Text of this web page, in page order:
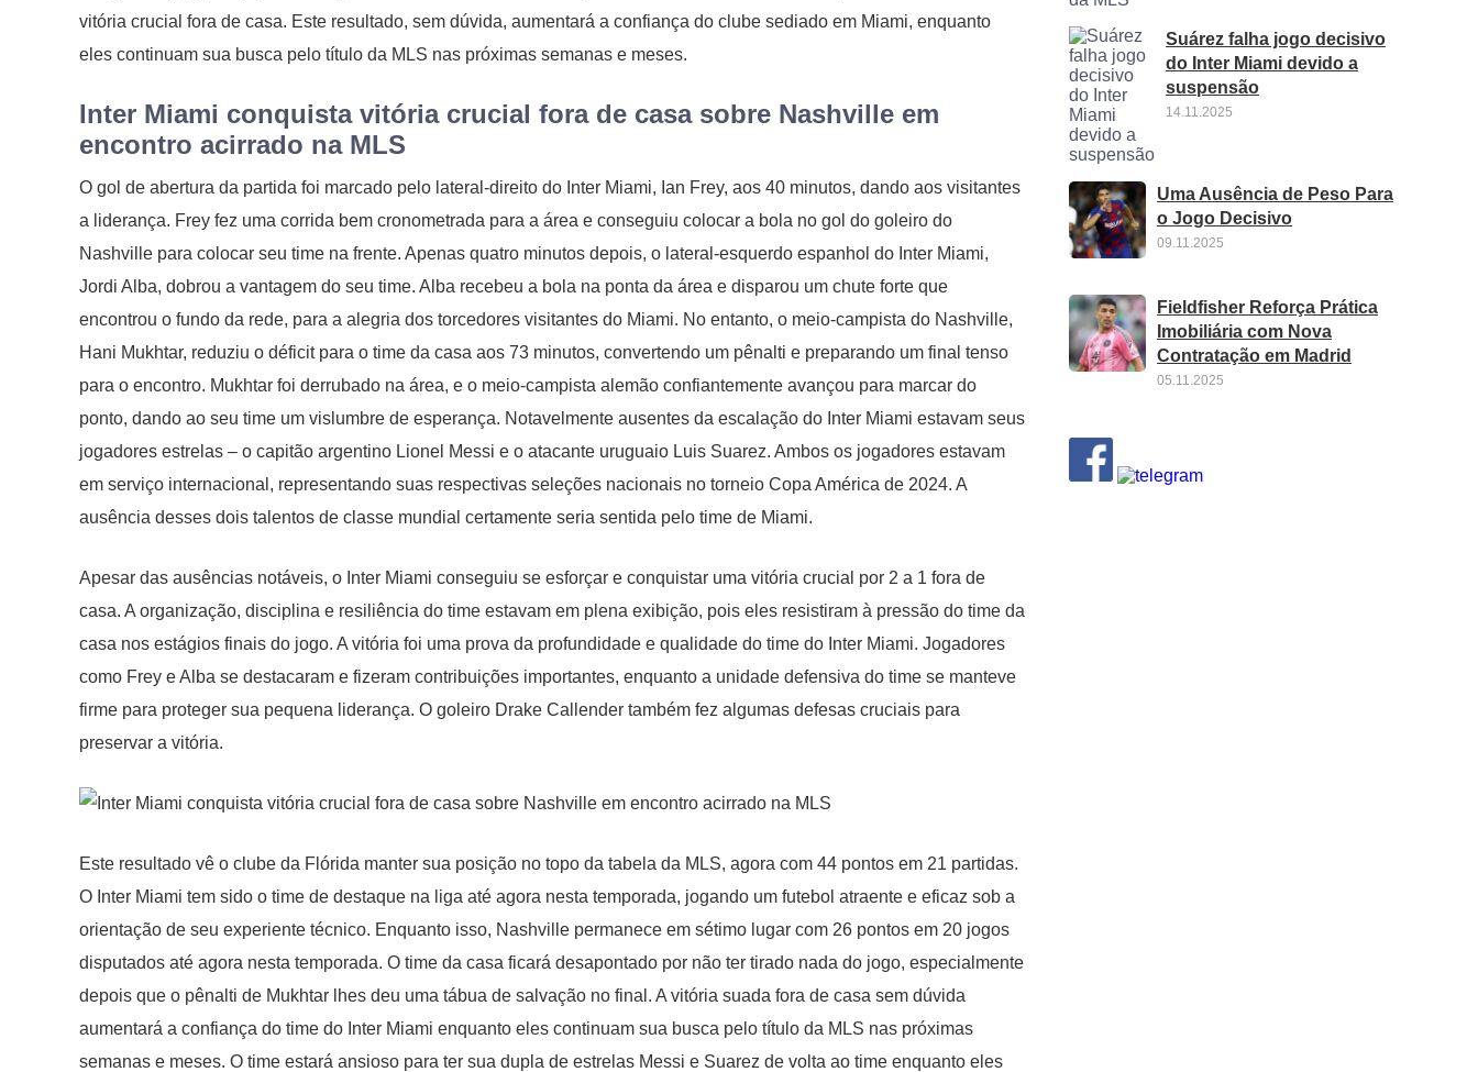
vitória crucial fora de casa. Este resultado, sem dúvida, aumentará a confiança do clube sediado em Miami, enquanto
eles continuam sua busca pelo título da MLS nas próximas semanas e meses.
Inter Miami conquista vitória crucial fora de casa sobre Nashville em
encontro acirrado na MLS
O gol de abertura da partida foi marcado pelo lateral-direito do Inter Miami, Ian Frey, aos 40 minutos, dando aos visitantes
a liderança. Frey fez uma corrida bem cronometrada para a área e conseguiu colocar a bola no gol do goleiro do
Nashville para colocar seu time na frente. Apenas quatro minutos depois, o lateral-esquerdo espanhol do Inter Miami,
Jordi Alba, dobrou a vantagem do seu time. Alba recebeu a bola na ponta da área e disparou um chute forte que
encontrou o fundo da rede, para a alegria dos torcedores visitantes do Miami. No entanto, o meio-campista do Nashville,
Hani Mukhtar, reduziu o déficit para o time da casa aos 73 minutos, convertendo um pênalti e preparando um final tenso
para o encontro. Mukhtar foi derrubado na área, e o meio-campista alemão confiantemente avançou para marcar do
ponto, dando ao seu time um vislumbre de esperança. Notavelmente ausentes da escalação do Inter Miami estavam seus
jogadores estrelas – o capitão argentino Lionel Messi e o atacante uruguaio Luis Suarez. Ambos os jogadores estavam
em serviço internacional, representando suas respectivas seleções nacionais no torneio Copa América de 2024. A
ausência desses dois talentos de classe mundial certamente seria sentida pelo time de Miami.
Apesar das ausências notáveis, o Inter Miami conseguiu se esforçar e conquistar uma vitória crucial por 2 a 1 fora de
casa. A organização, disciplina e resiliência do time estavam em plena exibição, pois eles resistiram à pressão do time da
casa nos estágios finais do jogo. A vitória foi uma prova da profundidade e qualidade do time do Inter Miami. Jogadores
como Frey e Alba se destacaram e fizeram contribuições importantes, enquanto a unidade defensiva do time se manteve
firme para proteger sua pequena liderança. O goleiro Drake Callender também fez algumas defesas cruciais para
preservar a vitória.
Este resultado vê o clube da Flórida manter sua posição no topo da tabela da MLS, agora com 44 pontos em 21 partidas.
O Inter Miami tem sido o time de destaque na liga até agora nesta temporada, jogando um futebol atraente e eficaz sob a
orientação de seu experiente técnico. Enquanto isso, Nashville permanece em sétimo lugar com 26 pontos em 20 jogos
disputados até agora nesta temporada. O time da casa ficará desapontado por não ter tirado nada do jogo, especialmente
depois que o pênalti de Mukhtar lhes deu uma tábua de salvação no final. A vitória suada fora de casa sem dúvida
aumentará a confiança do time do Inter Miami enquanto eles continuam sua busca pelo título da MLS nas próximas
semanas e meses. O time estará ansioso para ter sua dupla de estrelas Messi e Suarez de volta ao time enquanto eles
Suárez falha jogo decisivo
do Inter Miami devido a
suspensão
14.11.2025
Uma Ausência de Peso Para
o Jogo Decisivo
09.11.2025
Fieldfisher Reforça Prática
Imobiliária com Nova
Contratação em Madrid
05.11.2025